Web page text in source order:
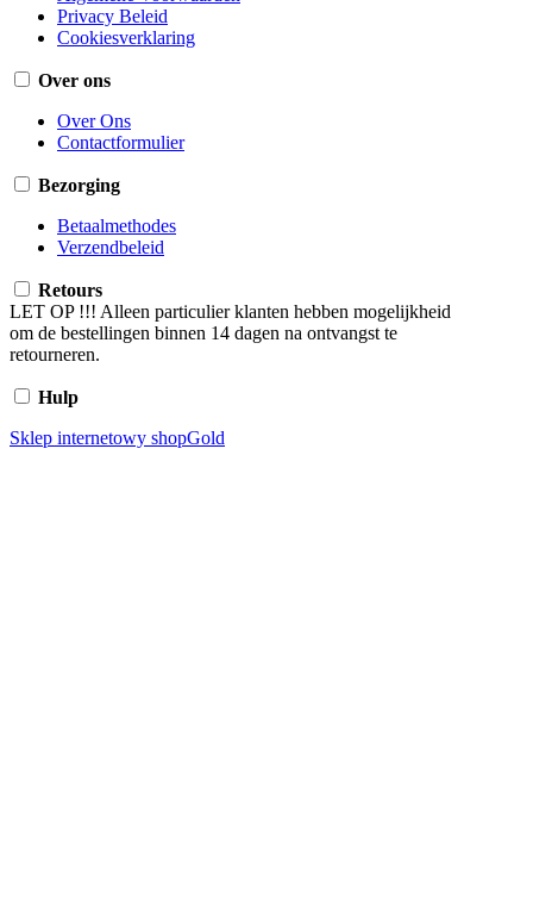
Privacy Beleid
Cookiesverklaring
Over ons
Over Ons
Contactformulier
Bezorging
Betaalmethodes
Verzendbeleid
Retours
LET OP !!! Alleen particulier klanten hebben mogelijkheid
om de bestellingen binnen 14 dagen na ontvangst te
retourneren.
Hulp
Sklep internetowy shopGold